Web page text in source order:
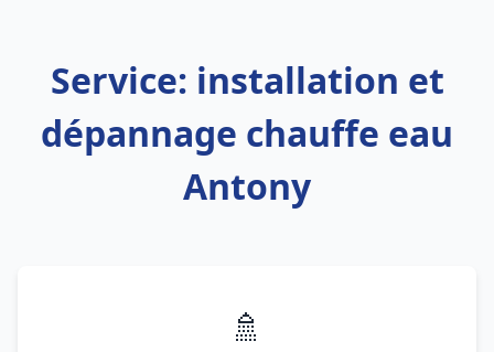
Service: installation et
dépannage chauffe eau
Antony
🚿